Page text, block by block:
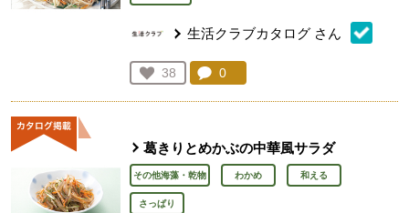
生活クラブカタログ さん
お気に入り登録：
38
人が登録
コメント：
0
葛きりとめかぶの中華風サラダ
その他海藻・乾物 わかめ 和える
さっぱり